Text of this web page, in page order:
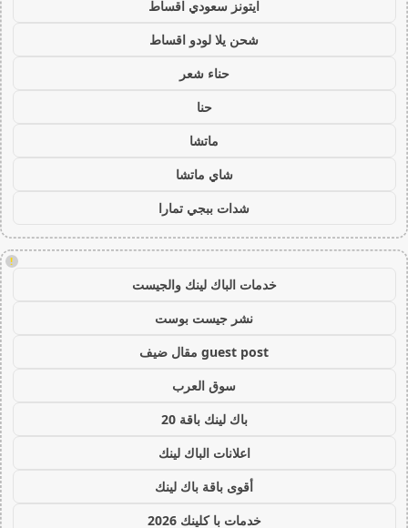
ايتونز سعودي اقساط
شحن يلا لودو اقساط
حناء شعر
حنا
ماتشا
شاي ماتشا
شدات ببجي تمارا
!
خدمات الباك لينك والجيست
نشر جيست بوست
guest post مقال ضيف
سوق العرب
باك لينك باقة 20
اعلانات الباك لينك
أقوى باقة باك لينك
خدمات با كلينك 2026